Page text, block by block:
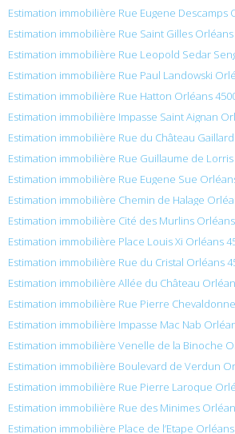
Estimation immobilière Rue Eugene Descamps
Estimation immobilière Rue Saint Gilles Orléans
Estimation immobilière Rue Leopold Sedar
Estimation immobilière Rue Paul Landowski
Estimation immobilière Rue Hatton Orléans
Estimation immobilière Impasse Saint Aignan
Estimation immobilière Rue du Château
Estimation immobilière Rue Guillaume de
Estimation immobilière Rue Eugene Sue
Estimation immobilière Chemin de Halage
Estimation immobilière Cité des Murlins
Estimation immobilière Place Louis Xi Orléans
Estimation immobilière Rue du Cristal Orléans
Estimation immobilière Allée du Château
Estimation immobilière Rue Pierre
Estimation immobilière Impasse Mac Nab
Estimation immobilière Venelle de la Binoche
Estimation immobilière Boulevard de Verdun
Estimation immobilière Rue Pierre Laroque
Estimation immobilière Rue des Minimes
Estimation immobilière Place de l’Etape